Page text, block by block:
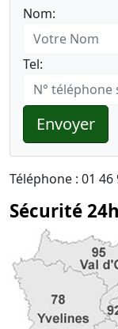
Nom:
Tel:
Envoyer
Téléphone : 01 46
Sécurité